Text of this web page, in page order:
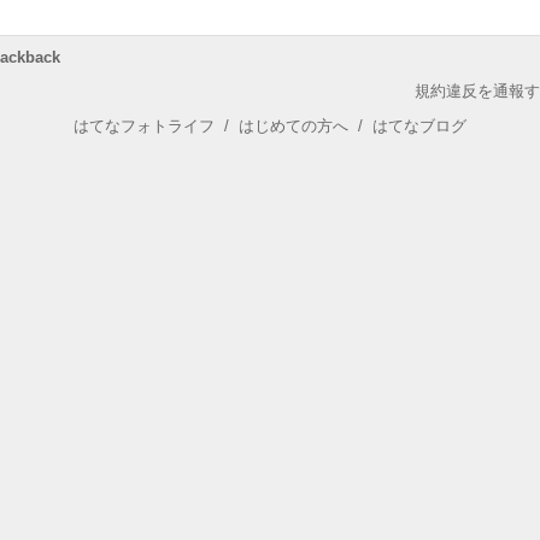
規約違反を通報
はてなフォトライフ / はじめての方へ / はてなブログ